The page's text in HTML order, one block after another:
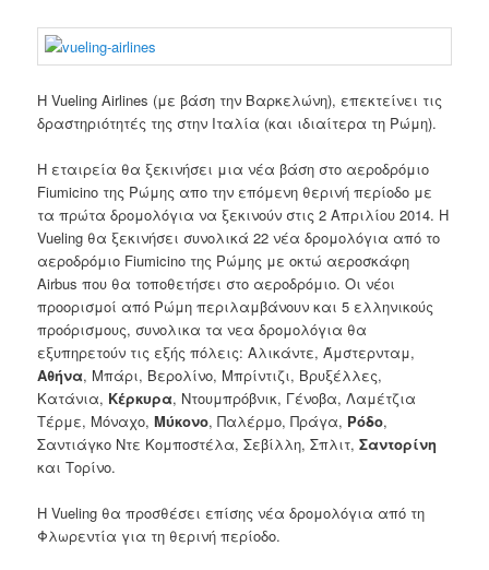
Η Vueling Airlines (με βάση την Βαρκελώνη), επεκτείνει τις
δραστηριότητές της στην Ιταλία (και ιδιαίτερα τη Ρώμη).
Η εταιρεία θα ξεκινήσει μια νέα βάση στο αεροδρόμιο
Fiumicino της Ρώμης απο την επόμενη θερινή περίοδο με
τα πρώτα δρομολόγια να ξεκινούν στις 2 Απριλίου 2014. Η
Vueling θα ξεκινήσει συνολικά 22 νέα δρομολόγια από το
αεροδρόμιο Fiumicino της Ρώμης με οκτώ αεροσκάφη
Airbus που θα τοποθετήσει στο αεροδρόμιο. Οι νέοι
προορισμοί από Ρώμη περιλαμβάνουν και 5 ελληνικούς
προόρισμους, συνολικα τα νεα δρομολόγια θα
εξυπηρετούν τις εξής πόλεις: Αλικάντε, Άμστερνταμ,
Αθήνα, Μπάρι, Βερολίνο, Μπρίντιζι, Βρυξέλλες,
Κατάνια, Κέρκυρα, Ντουμπρόβνικ, Γένοβα, Λαμέτζια
Τέρμε, Μόναχο,Μύκονο, Παλέρμο, Πράγα, Ρόδο,
Σαντιάγκο Ντε Κομποστέλα, Σεβίλλη, Σπλιτ,Σαντορίνη
και Τορίνο.
Η Vueling θα προσθέσει επίσης νέα δρομολόγια από τη
Φλωρεντία για τη θερινή περίοδο.